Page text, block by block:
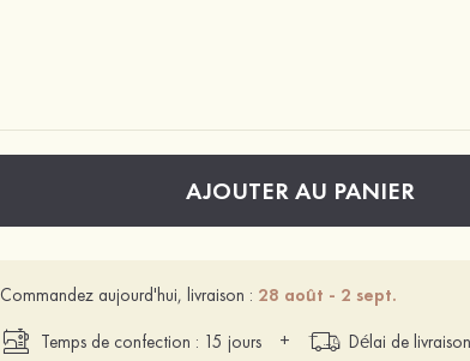
AJOUTER AU PANIER
Commandez aujourd'hui, livraison : 28 août - 2 sept.
Temps de confection : 15 jours
+ Délai de